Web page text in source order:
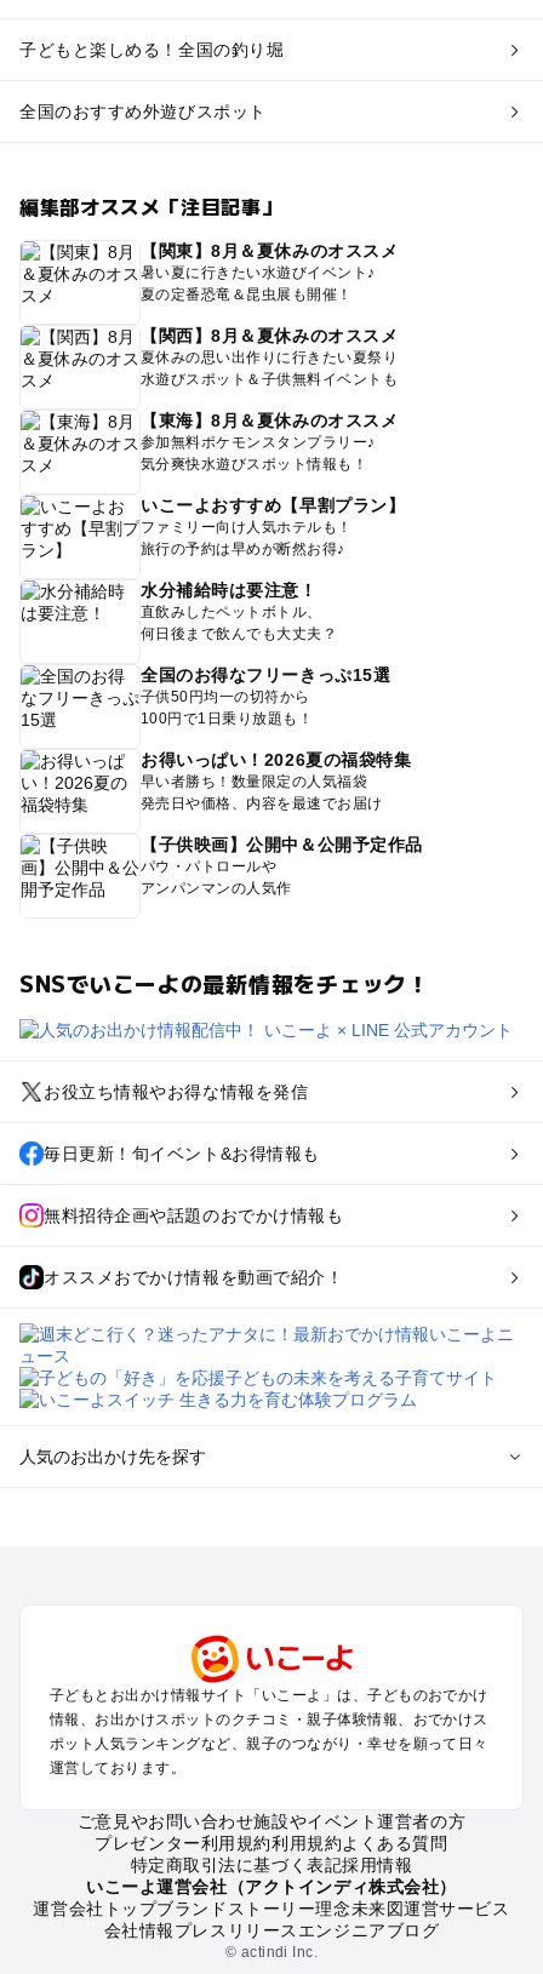
子どもと楽しめる！全国の釣り堀
全国のおすすめ外遊びスポット
編集部オススメ「注目記事」
【関東】8月＆夏休みのオススメ
暑い夏に行きたい水遊びイベント♪
夏の定番恐竜＆昆虫展も開催！
【関西】8月＆夏休みのオススメ
夏休みの思い出作りに行きたい夏祭り
水遊びスポット＆子供無料イベントも
【東海】8月＆夏休みのオススメ
参加無料ポケモンスタンプラリー♪
気分爽快水遊びスポット情報も！
いこーよおすすめ【早割プラン】
ファミリー向け人気ホテルも！
旅行の予約は早めが断然お得♪
水分補給時は要注意！
直飲みしたペットボトル、
何日後まで飲んでも大丈夫？
全国のお得なフリーきっぷ15選
子供50円均一の切符から
100円で1日乗り放題も！
お得いっぱい！2026夏の福袋特集
早い者勝ち！数量限定の人気福袋
発売日や価格、内容を最速でお届け
【子供映画】公開中＆公開予定作品
パウ・パトロールや
アンパンマンの人気作
SNSでいこーよの最新情報をチェック！
お役立ち情報やお得な情報を発信
毎日更新！旬イベント&お得情報も
無料招待企画や話題のおでかけ情報も
オススメおでかけ情報を動画で紹介！
人気のお出かけ先を探す
関西のプールおでかけ
中国･四国のプールおでかけ
九州･沖縄のプールおでかけ
定番お出かけスポット
牧場
子どもとお出かけ情報サイト「いこーよ」は、子どものおでかけ
情報、お出かけスポットのクチコミ・親子体験情報、おでかけス
ポット人気ランキングなど、親子のつながり・幸せを願って日々
運営しております。
ご意見やお問い合わせ施設やイベント運営者の方
プレゼンター利用規約利用規約よくある質問
特定商取引法に基づく表記採用情報
いこーよ運営会社（アクトインディ株式会社）
運営会社トップブランドストーリー理念未来図運営サービス
会社情報プレスリリース エンジニアブログ
© actindi Inc.